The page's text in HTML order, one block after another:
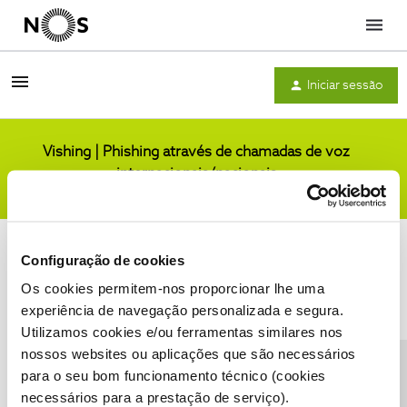
Configuração de cookies
Os cookies permitem-nos proporcionar lhe uma
experiência de navegação personalizada e segura.
Utilizamos cookies e/ou ferramentas similares nos
nossos websites ou aplicações que são necessários
para o seu bom funcionamento técnico (cookies
necessários para a prestação de serviço).
Menu
Iniciar sessão
Vishing | Phishing através de chamadas de voz
internacionais/nacionais
Condições do Fórum NOS Accessibility statement